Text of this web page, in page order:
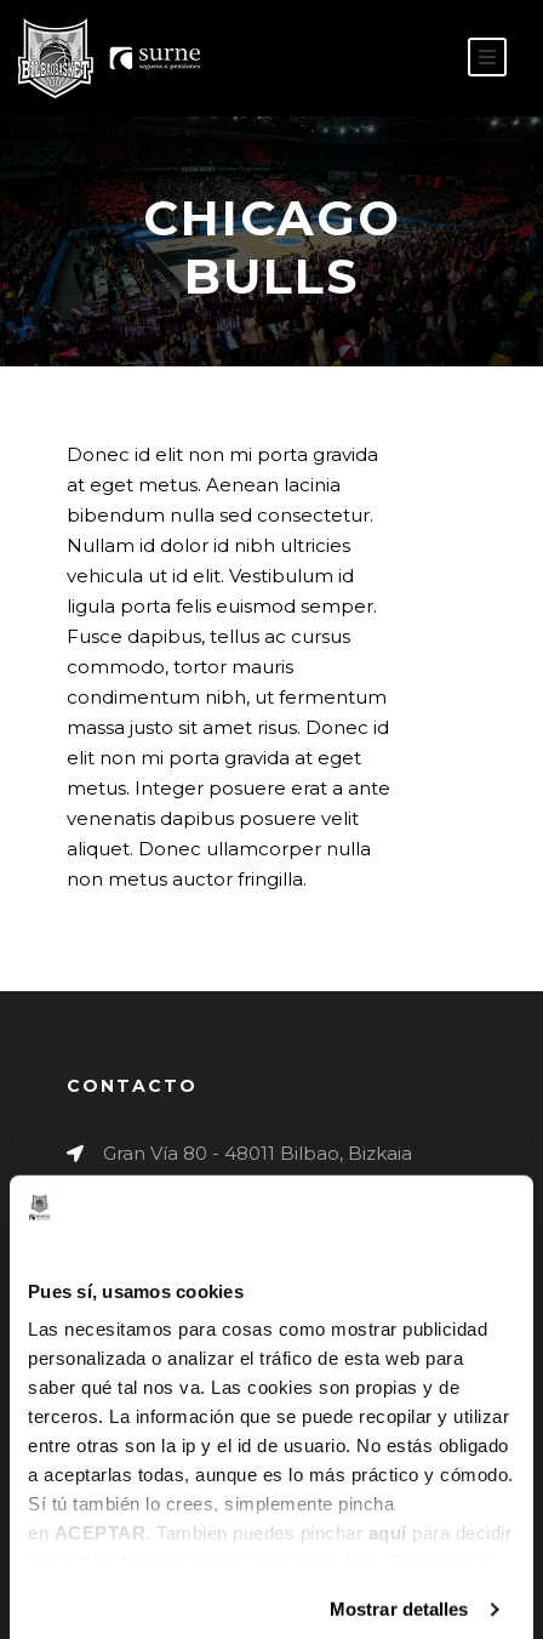
Pues sí, usamos cookies
Las necesitamos para cosas como mostrar publicidad
personalizada o analizar el tráfico de esta web para
saber qué tal nos va. Las cookies son propias y de
terceros. La información que se puede recopilar y utilizar
entre otras son la ip y el id de usuario. No estás obligado
a aceptarlas todas, aunque es lo más práctico y cómodo.
Sí tú también lo crees, simplemente pincha
en ACEPTAR. También puedes pinchar aquí para decidir
Mostrar detalles
CHICAGO
BULLS
Donec id elit non mi porta gravida
at eget metus. Aenean lacinia
bibendum nulla sed consectetur.
Nullam id dolor id nibh ultricies
vehicula ut id elit. Vestibulum id
ligula porta felis euismod semper.
Fusce dapibus, tellus ac cursus
commodo, tortor mauris
condimentum nibh, ut fermentum
massa justo sit amet risus. Donec id
elit non mi porta gravida at eget
metus. Integer posuere erat a ante
venenatis dapibus posuere velit
aliquet. Donec ullamcorper nulla
non metus auctor fringilla.
CONTACTO
Gran Vía 80 - 48011 Bilbao, Bizkaia
Canal de denuncias